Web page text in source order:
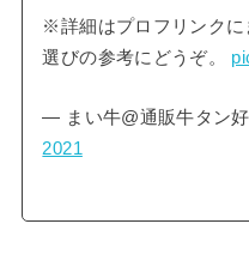
※詳細はプロフリンクに
選びの参考にどうぞ。
— まい牛@通販牛タン
2021